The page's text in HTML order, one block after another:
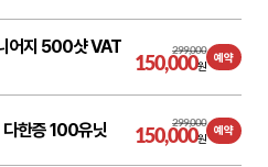
어지 500샷 VAT
299,000
150,000원
예약
다한증 100유닛 299,000
150,000원
예약